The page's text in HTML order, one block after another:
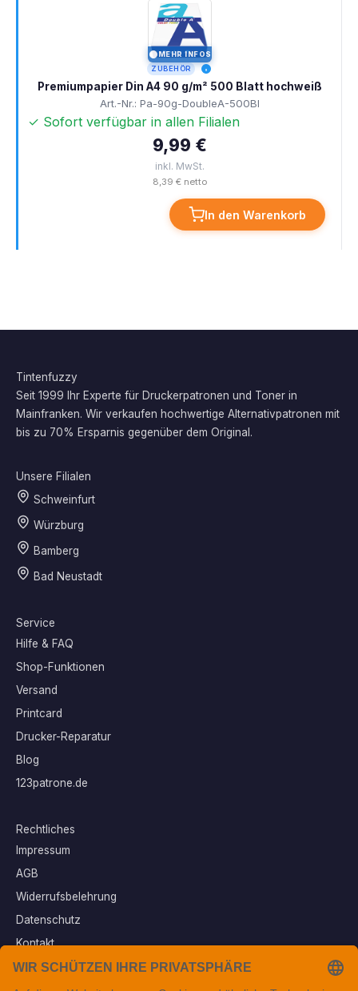
MEHR INFOS
ZUBEHÖR
Premiumpapier Din A4 90 g/m² 500 Blatt hochweiß
Art.-Nr.: Pa-90g-DoubleA-500Bl
✓ Sofort verfügbar in allen Filialen
9,99 €
inkl. MwSt.
8,39 € netto
In den Warenkorb
Tintenfuzzy
Seit 1999 Ihr Experte für Druckerpatronen und Toner in
Mainfranken. Wir verkaufen hochwertige Alternativpatronen mit
bis zu 70% Ersparnis gegenüber dem Original.
Unsere Filialen
Schweinfurt
Würzburg
Bamberg
Bad Neustadt
Service
Hilfe & FAQ
Shop-Funktionen
Versand
Printcard
Drucker-Reparatur
Blog
123patrone.de
Rechtliches
Impressum
AGB
Widerrufsbelehrung
Datenschutz
Kontakt
Vertrag widerrufen